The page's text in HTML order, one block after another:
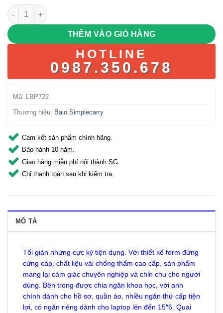
Simplecarry MK5M - Màu Đen số lượng
THÊM VÀO GIỎ HÀNG
HOTLINE
0987.350.678
Mã: LBP722
Thương hiệu: Balo Simplecarry
Cam kết sản phẩm chính hãng.
Bảo hành 10 năm.
Giao hàng miễn phí nội thành SG.
Chỉ thanh toán sau khi kiểm tra.
MÔ TẢ
Tối giản nhưng cực kỳ tiện dụng. Với thiết kế form đứng
cứng cáp, chất liệu vải chống thấm cao cấp, sản phẩm
mang lại cảm giác chuyên nghiệp và chỉn chu cho người
dùng. Bên trong được chia ngăn khoa học, với anh
chính dành cho hồ sơ, quần áo, nhiều ngăn thứ cấp tiện
lợi, có ngăn riêng dành cho laptop lên đến 15″6. Quai